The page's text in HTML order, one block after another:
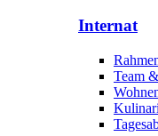
Internat
Team